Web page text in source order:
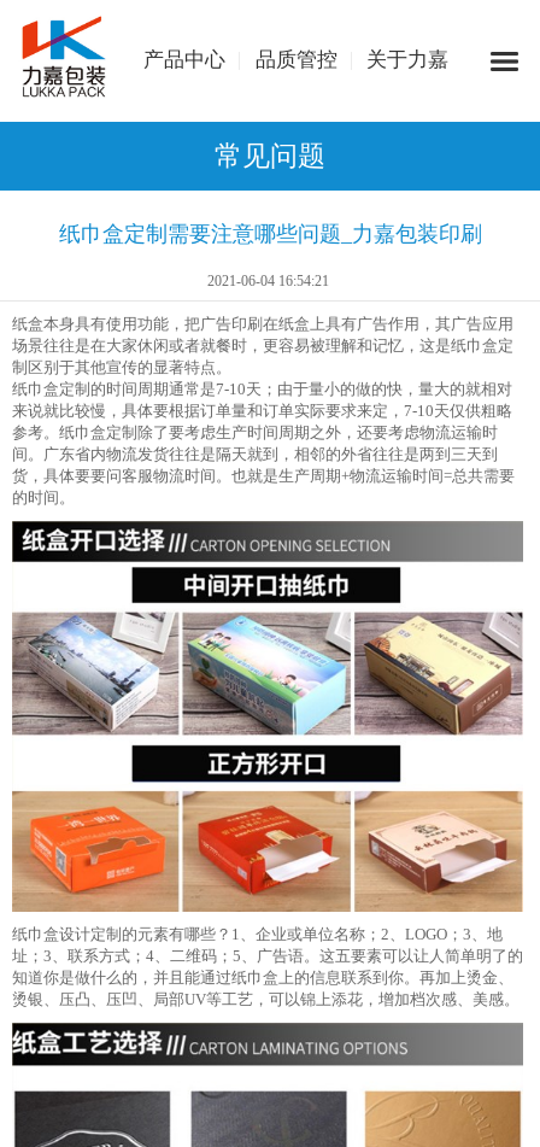
产品中心 品质管控 关于力嘉
常见问题
纸巾盒定制需要注意哪些问题_力嘉包装印刷
2021-06-04 16:54:21
纸盒本身具有使用功能，把广告印刷在纸盒上具有广告作用，其广告应用
场景往往是在大家休闲或者就餐时，更容易被理解和记忆，这是纸巾盒定
制区别于其他宣传的显著特点。
纸巾盒定制的时间周期通常是7-10天；由于量小的做的快，量大的就相对
来说就比较慢，具体要根据订单量和订单实际要求来定，7-10天仅供粗略
参考。纸巾盒定制除了要考虑生产时间周期之外，还要考虑物流运输时
间。广东省内物流发货往往是隔天就到，相邻的外省往往是两到三天到
货，具体要要问客服物流时间。也就是生产周期+物流运输时间=总共需要
的时间。
纸巾盒设计定制的元素有哪些？1、企业或单位名称；2、LOGO；3、地
址；3、联系方式；4、二维码；5、广告语。这五要素可以让人简单明了的
知道你是做什么的，并且能通过纸巾盒上的信息联系到你。再加上烫金、
烫银、压凸、压凹、局部UV等工艺，可以锦上添花，增加档次感、美感。